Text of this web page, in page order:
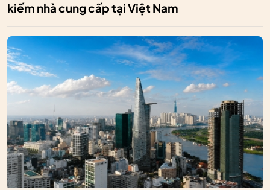
kiếm nhà cung cấp tại Việt Nam